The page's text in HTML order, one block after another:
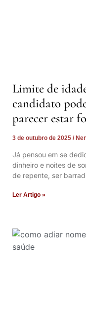
Limite de
candidato
parecer estar
3 de outubro de 2025
Já pensou em se
dinheiro e noites de
de repente, ser
Ler Artigo »